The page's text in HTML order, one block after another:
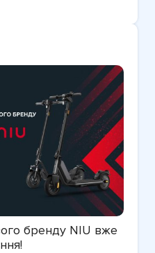
бренду NIU вже